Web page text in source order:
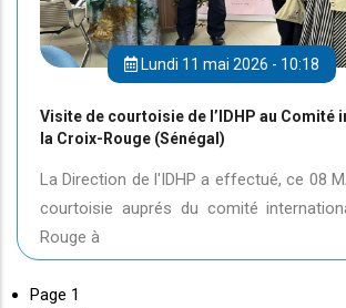
Lundi 11 mai 2026 - 10:18
Visite de courtoisie de l’IDHP au Comité
la Croix-Rouge (Sénégal)
La Direction de l'IDHP a effectué, ce 08
courtoisie auprés du comité
Rouge à
Page 1